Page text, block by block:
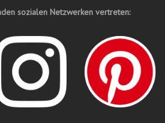
sozialen Netzwerken vertreten: